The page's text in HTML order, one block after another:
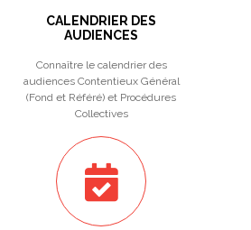
CALENDRIER DES
AUDIENCES
Connaître le calendrier des
audiences Contentieux Général
(Fond et Référé) et Procédures
Collectives